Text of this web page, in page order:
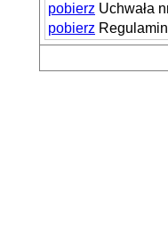
pobierz Uchwała
pobierz